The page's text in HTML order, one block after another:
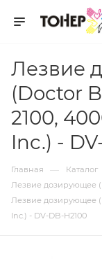
Лезвие
(Doctor
2100,
Inc.) -
Главная — Каталог
Лезвие дозирующее
Лезвие дозирующее
Inc.) - DV-DB-H2100